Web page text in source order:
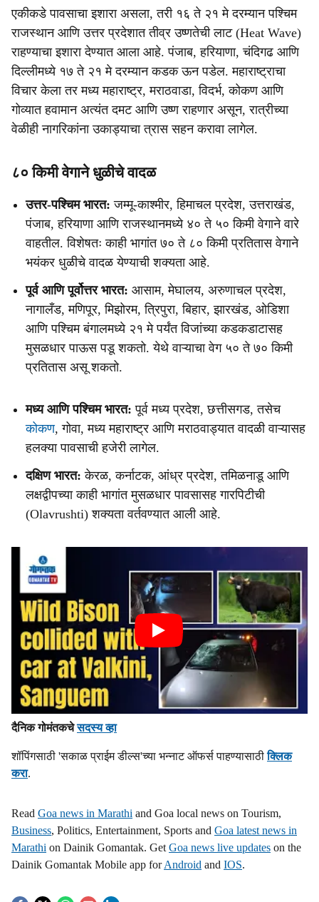
एकीकडे पावसाचा इशारा असला, तरी १६ ते २१ मे दरम्यान पश्चिम
राजस्थान आणि उत्तर प्रदेशात तीव्र उष्णतेची लाट (Heat Wave)
राहण्याचा इशारा देण्यात आला आहे. पंजाब, हरियाणा, चंदिगढ आणि
दिल्लीमध्ये १७ ते २१ मे दरम्यान कडक ऊन पडेल. महाराष्ट्राचा
विचार केला तर मध्य महाराष्ट्र, मराठवाडा, विदर्भ, कोकण आणि
गोव्यात हवामान अत्यंत दमट आणि उष्ण राहणार असून, रात्रीच्या
वेळीही नागरिकांना उकाड्याचा त्रास सहन करावा लागेल.
८० किमी वेगाने धुळीचे वादळ
उत्तर-पश्चिम भारत: जम्मू-काश्मीर, हिमाचल प्रदेश, उत्तराखंड,
पंजाब, हरियाणा आणि राजस्थानमध्ये ४० ते ५० किमी वेगाने वारे
वाहतील. विशेषतः काही भागांत ७० ते ८० किमी प्रतितास वेगाने
भयंकर धुळीचे वादळ येण्याची शक्यता आहे.
पूर्व आणि पूर्वोत्तर भारत: आसाम, मेघालय, अरुणाचल प्रदेश,
नागालँड, मणिपूर, मिझोरम, त्रिपुरा, बिहार, झारखंड, ओडिशा
आणि पश्चिम बंगालमध्ये २१ मे पर्यंत विजांच्या कडकडाटासह
मुसळधार पाऊस पडू शकतो. येथे वाऱ्याचा वेग ५० ते ७० किमी
प्रतितास असू शकतो.
मध्य आणि पश्चिम भारत: पूर्व मध्य प्रदेश, छत्तीसगड, तसेच
कोकण, गोवा, मध्य महाराष्ट्र आणि मराठवाड्यात वादळी वाऱ्यासह
हलक्या पावसाची हजेरी लागेल.
दक्षिण भारत: केरळ, कर्नाटक, आंध्र प्रदेश, तमिळनाडू आणि
लक्षद्वीपच्या काही भागांत मुसळधार पावसासह गारपिटीची
(Olavrushti) शक्यता वर्तवण्यात आली आहे.
दैनिक गोमंतकचेसदस्य व्हा
शॉपिंगसाठी 'सकाळ प्राईम डील्स'च्या भन्नाट ऑफर्स पाहण्यासाठीक्लिक
करा.
Read Goa news in Marathi and Goa local news on Tourism,
Business, Politics, Entertainment, Sports and Goa latest news in
Marathi on Dainik Gomantak. Get Goa news live updates on the
Dainik Gomantak Mobile app forAndroid and IOS.